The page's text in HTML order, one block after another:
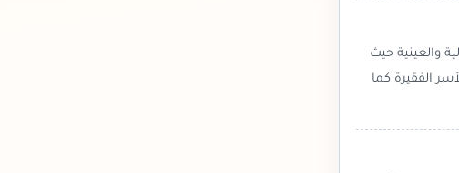
والعينية حيث
الفقيرة كما